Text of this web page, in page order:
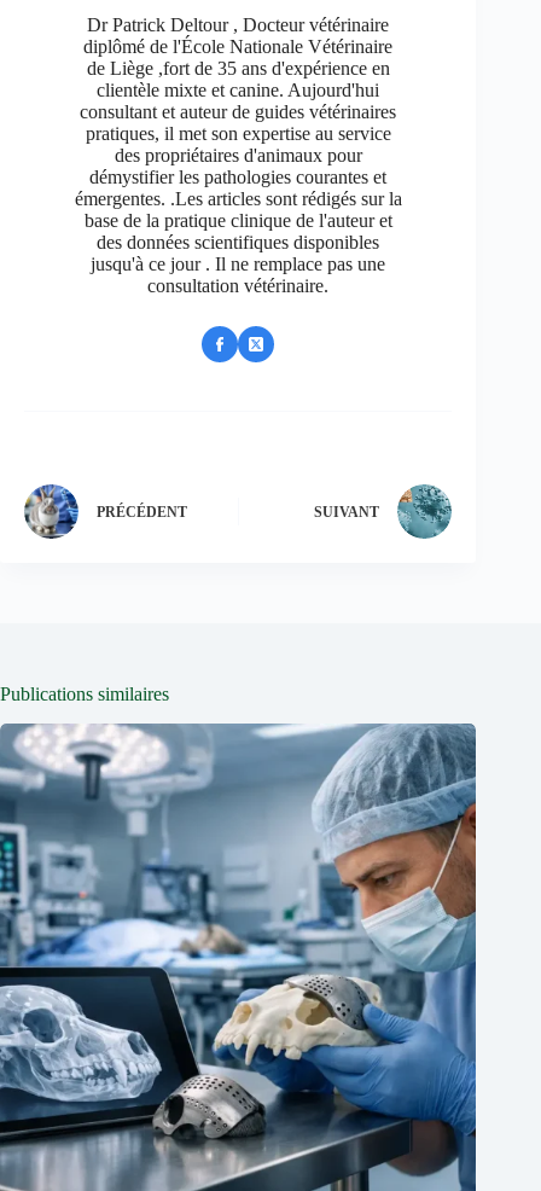
Dr Patrick Deltour , Docteur vétérinaire
diplômé de l'École Nationale Vétérinaire
de Liège ,fort de 35 ans d'expérience en
clientèle mixte et canine. Aujourd'hui
consultant et auteur de guides vétérinaires
pratiques, il met son expertise au service
des propriétaires d'animaux pour
démystifier les pathologies courantes et
émergentes. .Les articles sont rédigés sur la
base de la pratique clinique de l'auteur et
des données scientifiques disponibles
jusqu'à ce jour . Il ne remplace pas une
consultation vétérinaire.
PRÉCÉDENT SUIVANT
Publications similaires